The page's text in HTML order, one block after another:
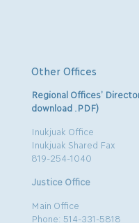
Other Offices
Regional Offices’
download .PDF)
Inukjuak Office
Inukjuak Shared Fax
819-254-1040
Justice Office
Main Office
Phone: 514-331-5818